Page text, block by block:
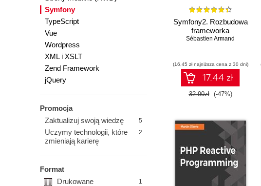
Symfony
TypeScript
Vue
Wordpress
XML i XSLT
Zend Framework
jQuery
Promocja
Zaktualizuj swoją wiedzę
5
Uczymy technologii, które
zmieniają karierę
2
Format
Drukowane
1
Symfony2. Rozbudowa
frameworka
Sébastien Armand
(16,45 zł najniższa cena z 30 dni)
17.44 zł
32.90zł (-47%)